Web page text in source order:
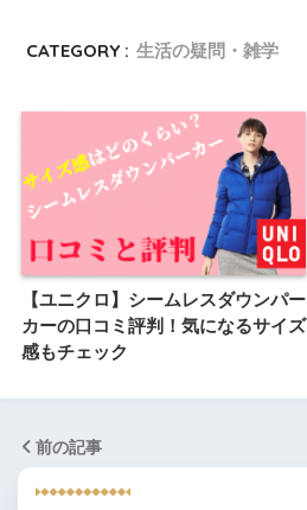
CATEGORY : 生活の疑問・雑学
【ユニクロ】シームレスダウンパー
カーの口コミ評判！気になるサイズ
感もチェック
前の記事